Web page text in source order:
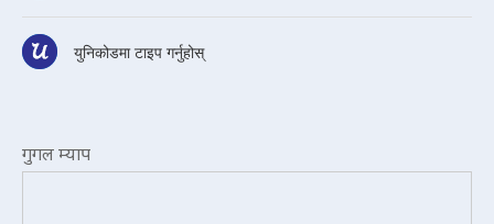
युनिकोडमा टाइप गर्नुहोस्
गुगल म्याप